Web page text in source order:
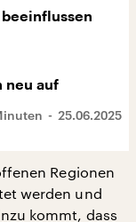
neu auf
25.06.2025
Regionen
werden und
kommt, dass